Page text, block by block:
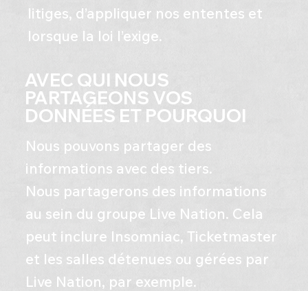
litiges, d’appliquer nos ententes et
lorsque la loi l’exige.
AVEC QUI NOUS
PARTAGEONS VOS
DONNÉES ET POURQUOI
Nous pouvons partager des
informations avec des tiers.
Nous partagerons des informations
au sein du groupe Live Nation. Cela
peut inclure Insomniac, Ticketmaster
et les salles détenues ou gérées par
Live Nation, par exemple.